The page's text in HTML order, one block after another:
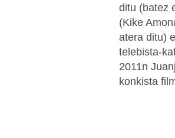
ditu (batez
(Kike
atera ditu)
telebista-
2011n
konkista